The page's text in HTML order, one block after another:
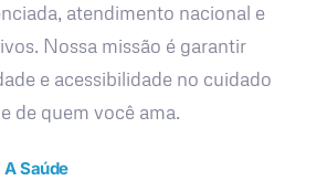
atendimento nacional e
Nossa missão é garantir
e acessibilidade no cuidado
de quem você ama.
Saúde